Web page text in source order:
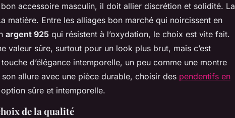
accessoire masculin, il doit allier discrétion et solidité. La
matière. Entre les alliages bon marché qui noircissent en
argent 925 qui résistent à l’oxydation, le choix est vite fait.
valeur sûre, surtout pour un look plus brut, mais c’est
d’élégance intemporelle, un peu comme une montre
allure avec une pièce durable, choisir des pendentifs en
sûre et intemporelle.
de la qualité